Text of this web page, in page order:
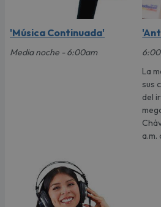
'Música Continuada'
Media noche - 6:00am
La
sus
del
a.m.